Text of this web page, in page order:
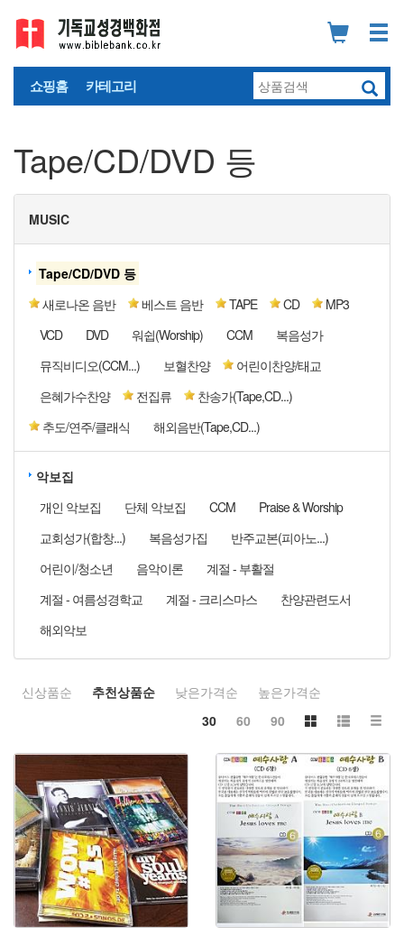
쇼핑홈 카테고리
Tape/CD/DVD 등
MUSIC
Tape/CD/DVD 등
새로나온 음반
베스트 음반 TAPE CD
MP3
VCD
DVD 워쉽(Worship) CCM
복음성가
뮤직비디오(CCM...)
보혈찬양
어린이찬양/태교
은혜가수찬양
전집류
찬송가(Tape,CD...)
추도/연주/클래식
해외음반(Tape,CD...)
악보집
개인 악보집
단체 악보집 CCM
Praise & Worship
교회성가(합창...)
복음성가집
반주교본(피아노...)
어린이/청소년
음악이론
계절 - 부활절
계절 - 여름성경학교
계절 - 크리스마스
찬양관련도서
해외악보
신상품순 추천상품순 낮은가격순
높은가격순
30
60 90